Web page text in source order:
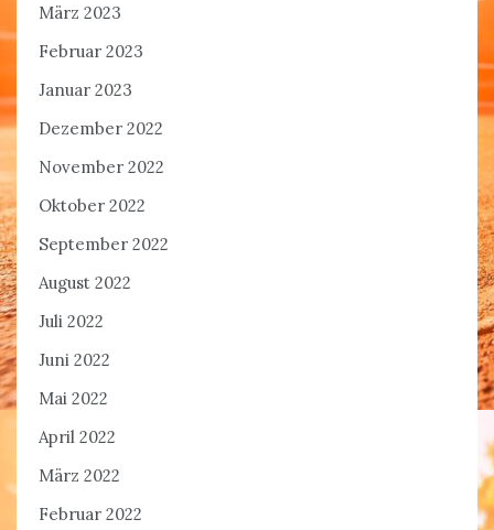
März 2023
Februar 2023
Januar 2023
Dezember 2022
November 2022
Oktober 2022
September 2022
August 2022
Juli 2022
Juni 2022
Mai 2022
April 2022
März 2022
Februar 2022